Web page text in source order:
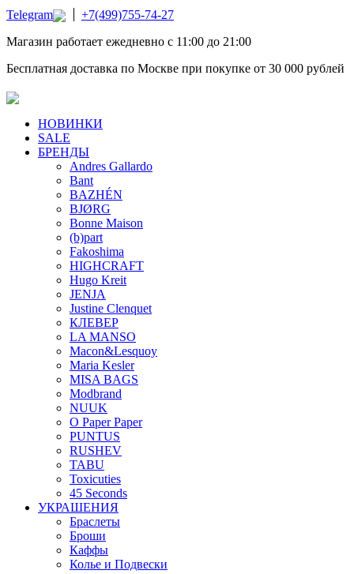
Telegram
+7(499)755-74-27
Магазин работает ежедневно с 11:00 до 21:00
Бесплатная доставка по Москве при покупке от 30 000 рублей
НОВИНКИ
SALE
БРЕНДЫ
Andres Gallardo
Bant
BAZHÉN
BJØRG
Bonne Maison
(b)part
Fakoshima
HIGHCRAFT
Hugo Kreit
JENJA
Justine Clenquet
КЛЕВЕР
LA MANSO
Macon&Lesquoy
Maria Kesler
MISA BAGS
Modbrand
NUUK
O Paper Paper
PUNTUS
RUSHEV
TABU
Toxicuties
45 Seconds
УКРАШЕНИЯ
Браслеты
Броши
Каффы
Колье и Подвески